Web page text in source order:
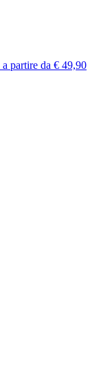
a partire da € 49,90